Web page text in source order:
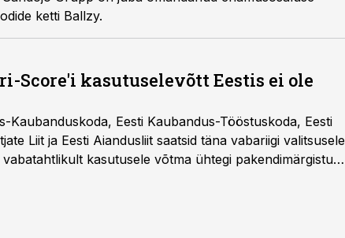
ketti Ballzy.
kasutuselevõtt Eestis ei ole
Kaubanduskoda, Eesti Kaubandus-Tööstuskoda, Eesti
Liit ja Eesti Aiandusliit saatsid täna vabariigi valitsusele
kasutusele võtma ühtegi pakendimärgistuse